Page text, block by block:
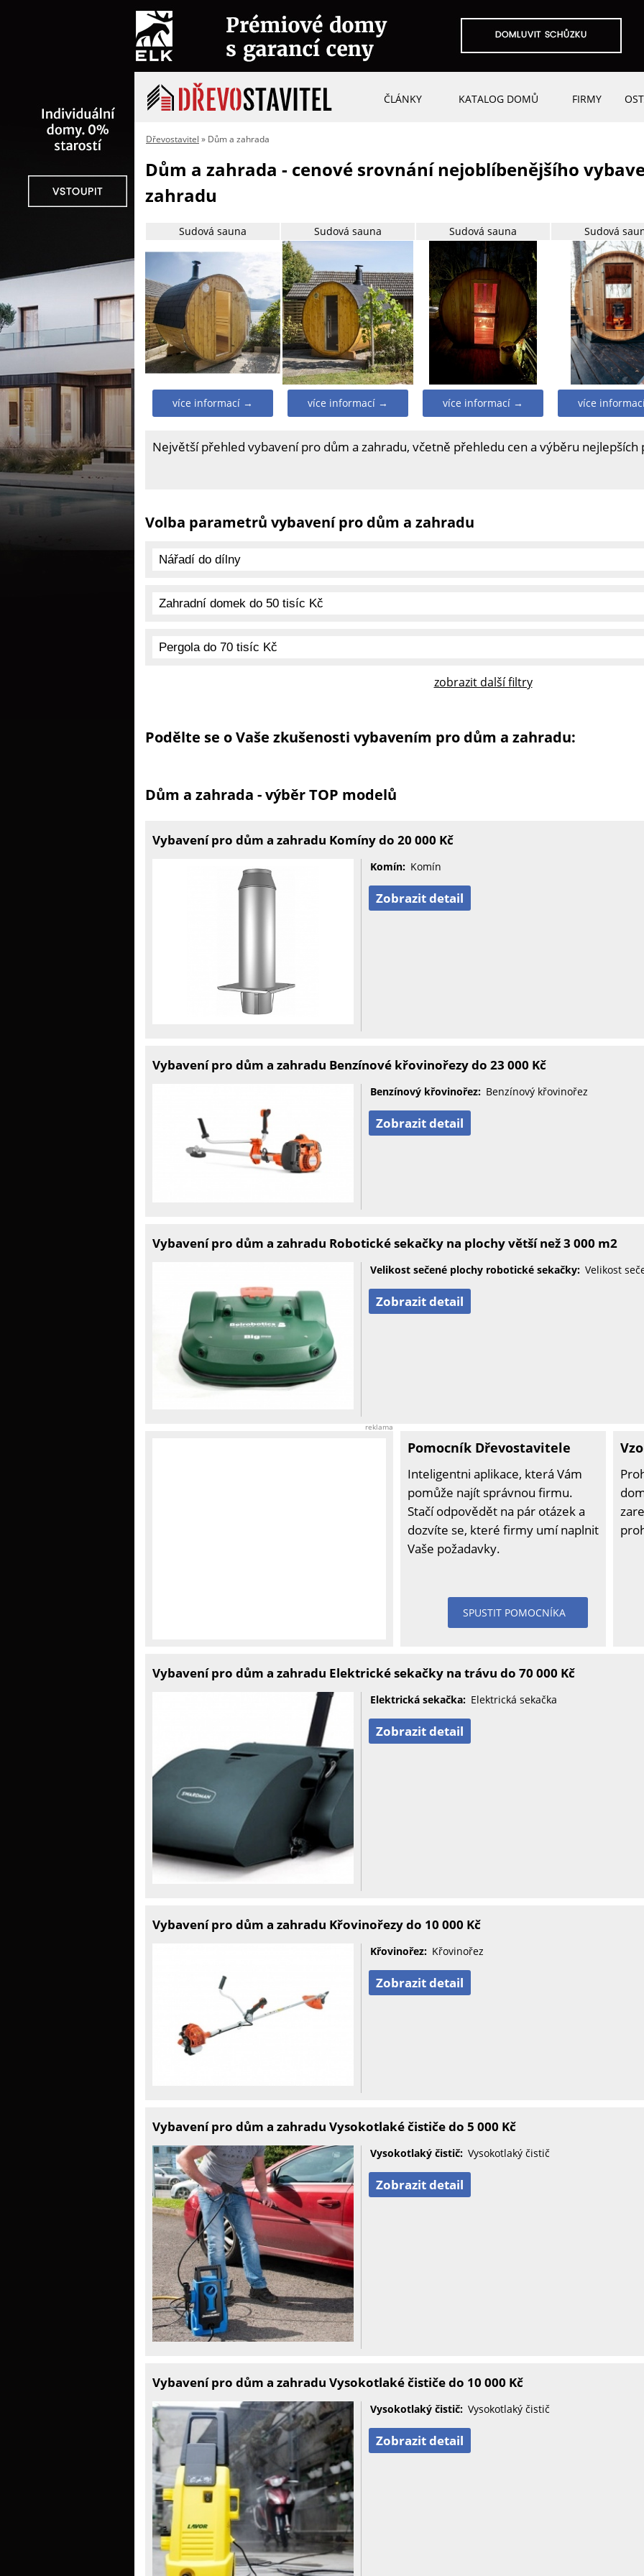
ČLÁNKY KATALOG DOMŮ FIRMY
Dřevostavitel » Dům a zahrada
Dům a zahrada - cenové srovnání nejoblíbenějšího
zahradu
Sudová sauna
více informací →
Sudová sauna
více informací →
Sudová sauna
více informací →
Sudová
více
Největší přehled vybavení pro dům a zahradu, včetně přehledu cen a výběru nejlepších
Volba parametrů vybavení pro dům a zahradu
zobrazit další filtry
Podělte se o Vaše zkušenosti vybavením pro dům a zahradu:
Dům a zahrada - výběr TOP modelů
Vybavení pro dům a zahradu Komíny do 20 000 Kč
Komín: Komín
Zobrazit detail
Vybavení pro dům a zahradu Benzínové křovinořezy do 23 000 Kč
Benzínový křovinořez: Benzínový křovinořez
Zobrazit detail
Vybavení pro dům a zahradu Robotické sekačky na plochy větší než 3 000 m2
Velikost sečené plochy robotické sekačky: Velikost
Zobrazit detail
reklama
Pomocník Dřevostavitele
Inteligentni aplikace, která Vám
pomůže najít správnou firmu.
Stačí odpovědět na pár otázek a
dozvíte se, které firmy umí naplnit
Vaše požadavky.
SPUSTIT POMOCNÍKA
Vybavení pro dům a zahradu Elektrické sekačky na trávu do 70 000 Kč
Elektrická sekačka: Elektrická sekačka
Zobrazit detail
Vybavení pro dům a zahradu Křovinořezy do 10 000 Kč
Křovinořez: Křovinořez
Zobrazit detail
Vybavení pro dům a zahradu Vysokotlaké čističe do 5 000 Kč
Vysokotlaký čistič: Vysokotlaký čistič
Zobrazit detail
Vybavení pro dům a zahradu Vysokotlaké čističe do 10 000 Kč
Vysokotlaký čistič: Vysokotlaký čistič
Zobrazit detail